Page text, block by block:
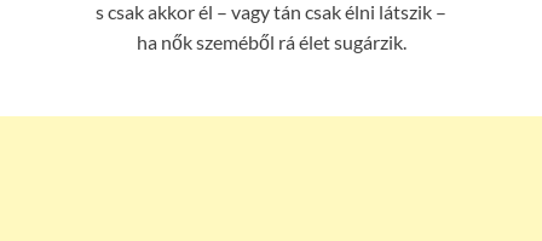
s csak akkor él – vagy tán csak élni látszik –
ha nők szeméből rá élet sugárzik.